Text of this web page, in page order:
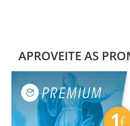
APROVEITE AS